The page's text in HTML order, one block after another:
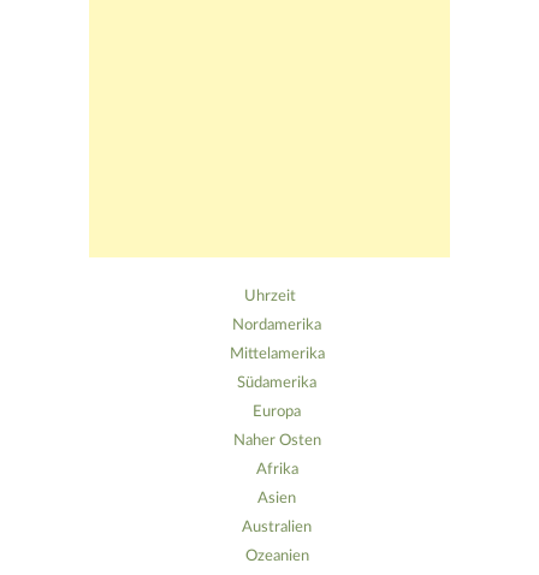
Uhrzeit
Nordamerika
Mittelamerika
Südamerika
Europa
Naher Osten
Afrika
Asien
Australien
Ozeanien